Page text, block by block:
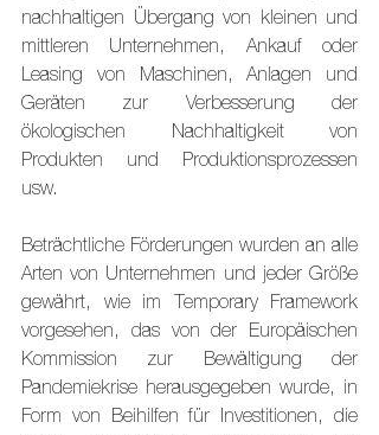
nachhaltigen Übergang von kleinen und
mittleren Unternehmen, Ankauf oder
Leasing von Maschinen, Anlagen und
Geräten zur Verbesserung der
ökologischen Nachhaltigkeit von
Produkten und Produktionsprozessen
usw.
Beträchtliche Förderungen wurden an alle
Arten von Unternehmen und jeder Größe
gewährt, wie im Temporary Framework
vorgesehen, das von der Europäischen
Kommission zur Bewältigung der
Pandemiekrise herausgegeben wurde, in
Form von Beihilfen für Investitionen, die